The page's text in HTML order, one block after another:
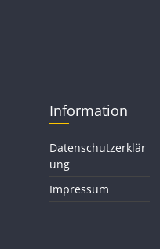
Information
Datenschutzerklär
ung
Impressum